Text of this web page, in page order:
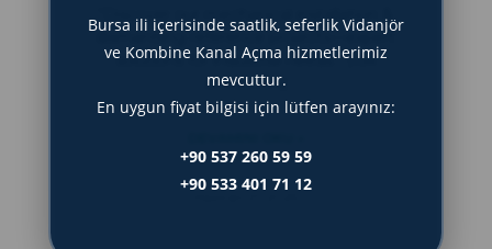
“Discover our mechanical installation &
dismantling reference projects—expert
solutions for industrial needs.” (154
characters)
Bursa ili içerisinde saatlik, seferlik Vidanjör
ve Kombine Kanal Açma hizmetlerimiz
mevcuttur.
En uygun fiyat bilgisi için lütfen arayınız:
+90 537 260 59 59
+90 533 401 71 12